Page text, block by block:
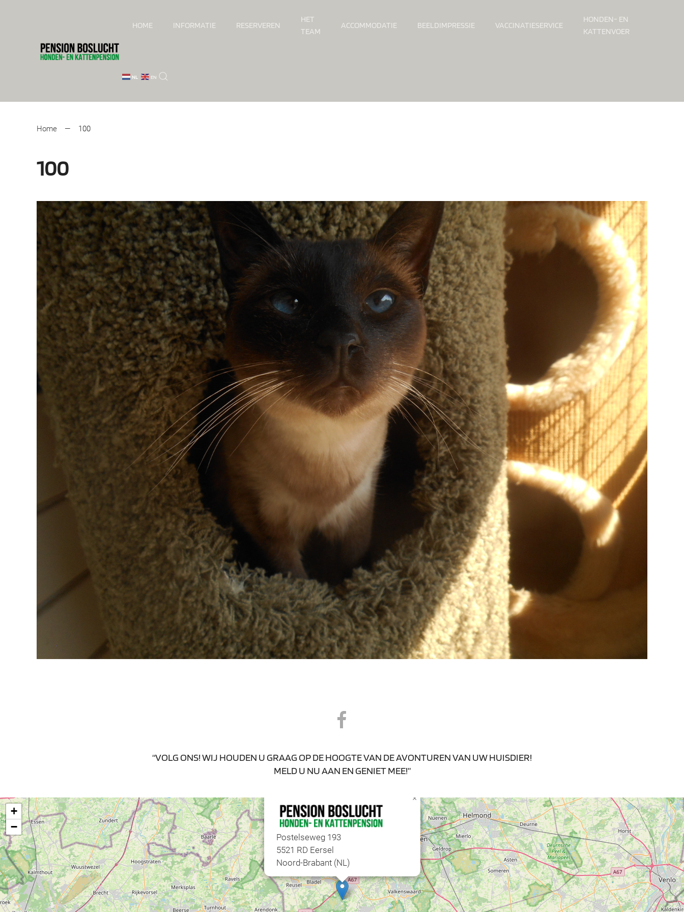
HOME INFORMATIE RESERVEREN
HET
TEAM
ACCOMMODATIE BEELDIMPRESSIE VACCINATIESERVICE
HONDEN- EN
KATTENVOER
NL EN
Home 100
100
“VOLG ONS! WIJ HOUDEN U GRAAG OP DE HOOGTE VAN DE AVONTUREN VAN UW HUISDIER!
MELD U NU AAN EN GENIET MEE!”
Postelseweg 193
5521 RD Eersel
Noord-Brabant (NL)
×
+
−